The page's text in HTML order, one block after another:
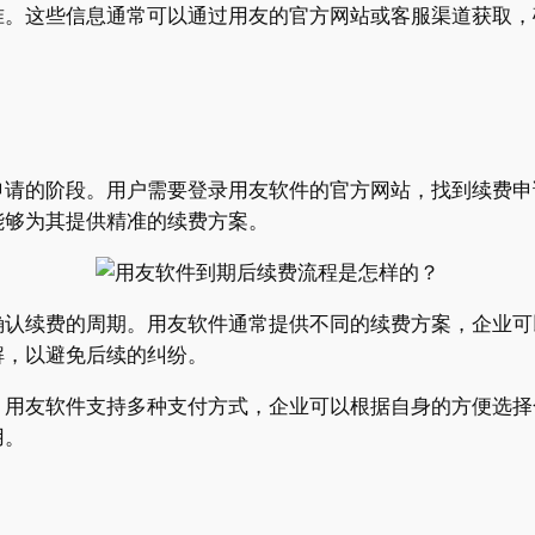
这些信息通常可以通过用友的官方网站或客服渠道获取
的阶段。用户需要登录用友软件的官方网站，找到续费
为其提供精准的续费方案。
续费的周期。用友软件通常提供不同的续费方案，企业
以避免后续的纠纷。
友软件支持多种支付方式，企业可以根据自身的方便选